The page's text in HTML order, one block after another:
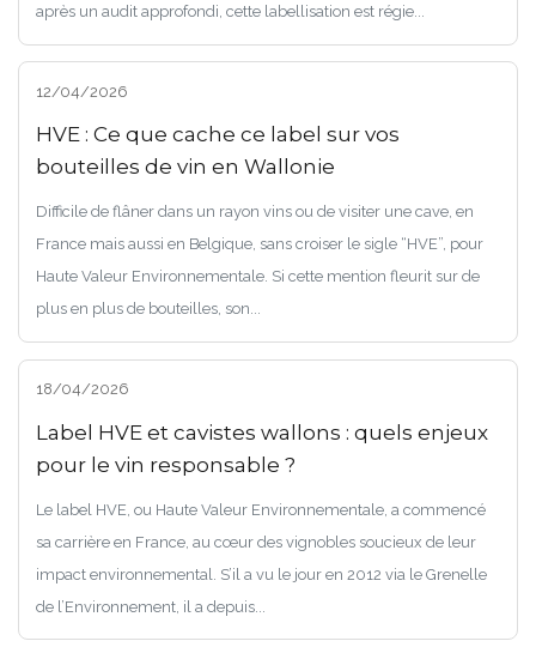
après un audit approfondi, cette labellisation est régie...
12/04/2026
HVE : Ce que cache ce label sur vos
bouteilles de vin en Wallonie
Difficile de flâner dans un rayon vins ou de visiter une cave, en
France mais aussi en Belgique, sans croiser le sigle “HVE”, pour
Haute Valeur Environnementale. Si cette mention fleurit sur de
plus en plus de bouteilles, son...
18/04/2026
Label HVE et cavistes wallons : quels enjeux
pour le vin responsable ?
Le label HVE, ou Haute Valeur Environnementale, a commencé
sa carrière en France, au cœur des vignobles soucieux de leur
impact environnemental. S’il a vu le jour en 2012 via le Grenelle
de l’Environnement, il a depuis...